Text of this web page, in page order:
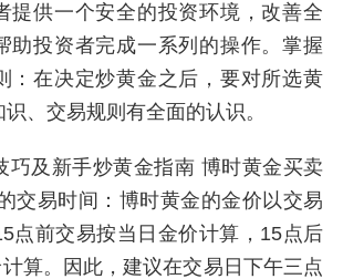
提供一个安全的投资环境，改善全
助投资者完成一系列的操作。掌握
：在决定炒黄金之后，要对所选黄
、交易规则有全面的认识。
巧及新手炒黄金指南 博时黄金买卖
交易时间：博时黄金的金价以交易
点前交易按当日金价计算，15点后
算。因此，建议在交易日下午三点